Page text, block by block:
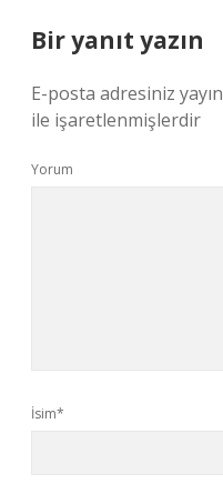
Bir yanıt yazın
E-posta adresiniz
ile işaretlenmişlerdir
Yorum
İsim*